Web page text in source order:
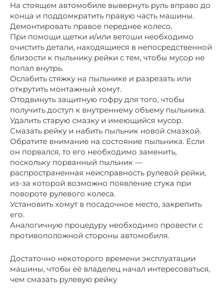
На стоящем автомобиле вывернуть руль вправо до
конца и поддомкратить правую часть машины.
Демонтировать правое переднее колесо.
При помощи щетки и/или ветоши необходимо
очистить детали, находящиеся в непосредственной
близости к пыльнику рейки с тем, чтобы мусор не
попал внутрь.
Ослабить стяжку на пыльнике и разрезать или
открутить монтажный хомут.
Отодвинуть защитную гофру для того, чтобы
получить доступ к внутреннему объему пыльника.
Удалить старую смазку и имеющийся мусор.
Смазать рейку и набить пыльник новой смазкой.
Обратите внимание на состояние пыльника. Если
он порвался, то его необходимо заменить,
поскольку порванный пыльник —
распространенная неисправность рулевой рейки,
из-за которой возможно появление стука при
повороте рулевого колеса.
Установить хомут в посадочное место, закрепить
его.
Аналогичную процедуру необходимо провести с
противоположной стороны автомобиля.
Достаточно некоторого времени эксплуатации
машины, чтобы её владелец начал интересоваться,
чем смазать рулевую рейку